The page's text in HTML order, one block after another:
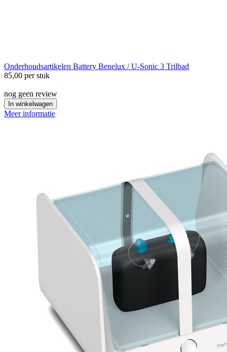
Onderhoudsartikelen Battery Benelux / U-Sonic 3 Trilbad
85,00 per stuk
nog geen review
In winkelwagen
Meer informatie